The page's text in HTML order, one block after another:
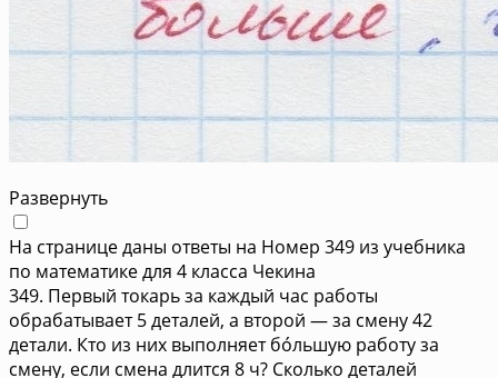
Развернуть
На странице даны ответы на Номер 349 из учебника
по математике для 4 класса Чекина
349. Первый токарь за каждый час работы
обрабатывает 5 деталей, а второй — за смену 42
детали. Кто из них выполняет бо́льшую работу за
смену, если смена длится 8 ч? Сколько деталей